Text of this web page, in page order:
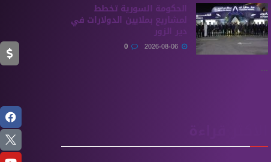
الحكومة السورية تخطط
لمشاريع بملايين الدولارات في
دير الزور
...